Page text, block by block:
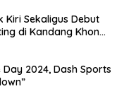
Kiri Sekaligus Debut
di Kandang Khon
2024, Dash Sports